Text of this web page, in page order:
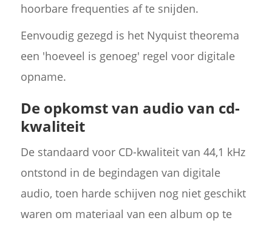
hoorbare frequenties af te snijden.
Eenvoudig gezegd is het Nyquist theorema
een 'hoeveel is genoeg' regel voor digitale
opname.
De opkomst van audio van cd-
kwaliteit
De standaard voor CD-kwaliteit van 44,1 kHz
ontstond in de begindagen van digitale
audio, toen harde schijven nog niet geschikt
waren om materiaal van een album op te